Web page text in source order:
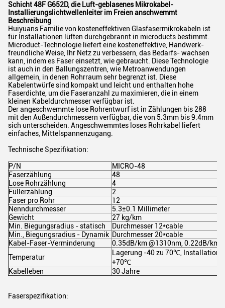
Schicht 48F G652D, die Luft-geblasenes Mikrokabel-
Installierungslichtwellenleiter im Freien anschwemmt
Beschreibung
Huiyuans Familie von kosteneffektiven Glasfasermikrokabeln ist
für Installationen lüften durchgebrannt in microducts bestimmt.
Microduct-Technologie liefert eine kosteneffektive, Handwerk-
freundliche Weise, Ihr Netz zu verbessern, das Bedarfs- wachsen
kann, indem es Faser einsetzt, wie gebraucht. Diese Technologie
ist auch in den Ballungszentren, wie Metroanwendungen
allgemein, in denen Rohrraum sehr begrenzt ist. Diese
Kabelentwürfe sind kompakt und leicht und enthalten hohe
Faserdichte, um die Faseranzahl zu maximieren, die in einem
kleinen Kabeldurchmesser verfügbar ist.
Der angeschwemmte lose Rohrentwurf ist in Zählungen bis 288
mit den Außendurchmessern verfügbar, die von 5.3mm bis 9.4mm
sich unterscheiden. Angeschwemmtes loses Rohrkabel liefert
einfaches, Mittelspannenzugang.
Technische Spezifikation:
P/N
MICRO-48
Faserzählung
48
Lose Rohrzählung
4
Füllerzählung
2
Faser pro Rohr
12
Nenndurchmesser
5.3±0.1 Millimeter
Gewicht
27 kg/km
Min. Biegungsradius - statisch
Durchmesser 12*cable
Min., Biegungsradius - Dynamik Durchmesser 20*cable
Kabel-Faser-Verminderung
0.35dB/km @1310nm, 0.22dB/km
Temperatur
Lagerung -40 zu 70℃, Installation
+70℃
Kabelleben
30 Jahre
Faserspezifikation: